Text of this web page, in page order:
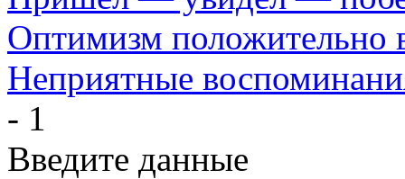
Оптимизм положительно
Неприятные
- 1
Введите данные